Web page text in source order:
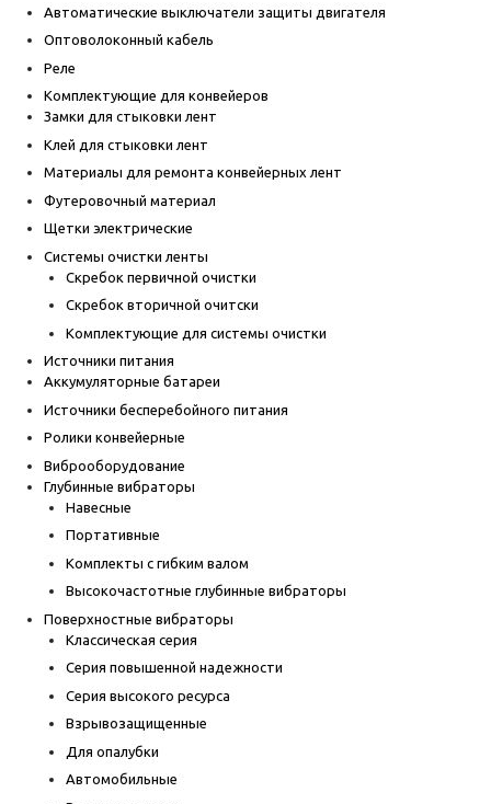
Автоматические выключатели защиты двигателя
Оптоволоконный кабель
Реле
Комплектующие для конвейеров
Замки для стыковки лент
Клей для стыковки лент
Материалы для ремонта конвейерных лент
Футеровочный материал
Щетки электрические
Системы очистки ленты
Скребок первичной очистки
Скребок вторичной очитски
Комплектующие для системы очистки
Источники питания
Аккумуляторные батареи
Источники бесперебойного питания
Ролики конвейерные
Виброоборудование
Глубинные вибраторы
Навесные
Портативные
Комплекты с гибким валом
Высокочастотные глубинные вибраторы
Поверхностные вибраторы
Классическая серия
Серия повышенной надежности
Серия высокого ресурса
Взрывозащищенные
Для опалубки
Автомобильные